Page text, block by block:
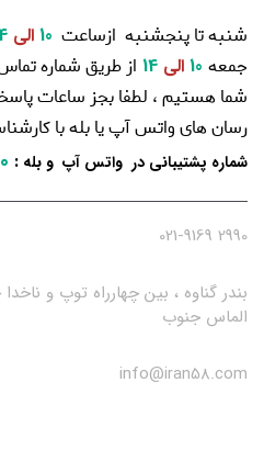
شنبه تا پنجشنبه ازساعت 10 الی
جمعه
الی از طریق شماره
شما هستیم ، لطفا بجز ساعات
رسان های واتس آپ یا بله با
شماره پشتیبانی در واتس آپ و بله :
2990 021-9169
الماس جنوب
info@iran58.com